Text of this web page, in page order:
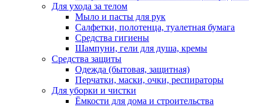
Для ухода за телом
Мыло и пасты для рук
Салфетки, полотенца, туалетная бумага
Средства гигиены
Шампуни, гели для душа, кремы
Средства защиты
Одежда (бытовая, защитная)
Перчатки, маски, очки, респираторы
Для уборки и чистки
Ёмкости для дома и строительства